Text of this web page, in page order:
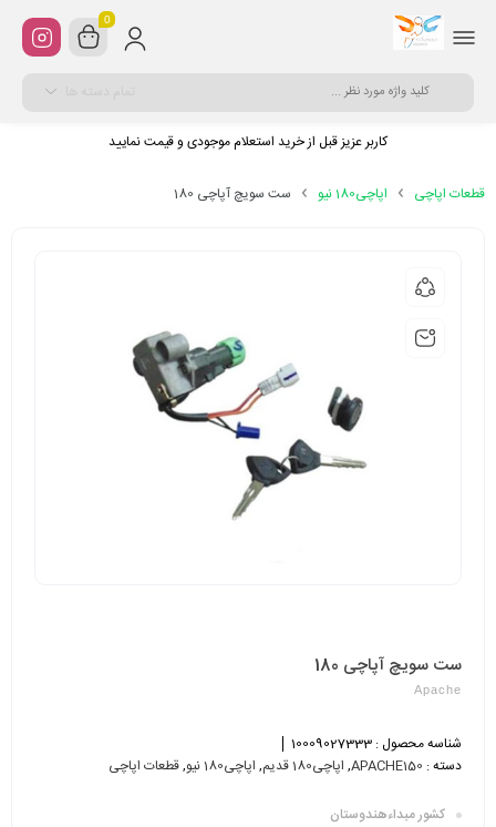
0
کاربر عزیز قبل از خرید استعلام موجودی و قیمت نمایید
قطعات اپاچی اپاچی180 نیو ست سویچ آپاچی 180
ست سویچ آپاچی 180
Apache
شناسه محصول : 10009027333
دسته : APACHE150
, اپاچی180 قدیم , اپاچی180 نیو ,قطعات اپاچی
کشور مبداءهندوستان